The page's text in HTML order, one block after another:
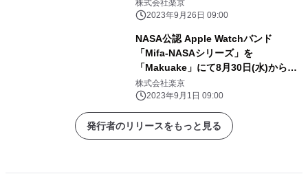
株式会社楽京
2023年9月26日 09:00
NASA公認 Apple Watchバンド
「Mifa-NASAシリーズ」を
「Makuake」にて8月30日(水)から先
行販売開始！
株式会社楽京
2023年9月1日 09:00
発行者のリリースをもっと見る